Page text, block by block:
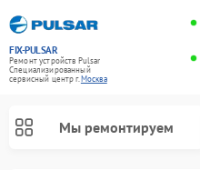
FIX-PULSAR
Ремонт устройств Pulsar
Специализированный
cервисный центр г.Москва
Мы ремонтируем